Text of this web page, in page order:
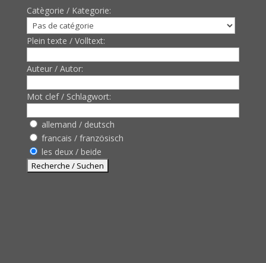
Catègorie / Kategorie:
Plein texte / Volltext:
Auteur / Autor:
Mot clef / Schlagwort:
allemand / deutsch
francais / französisch
les deux / beide